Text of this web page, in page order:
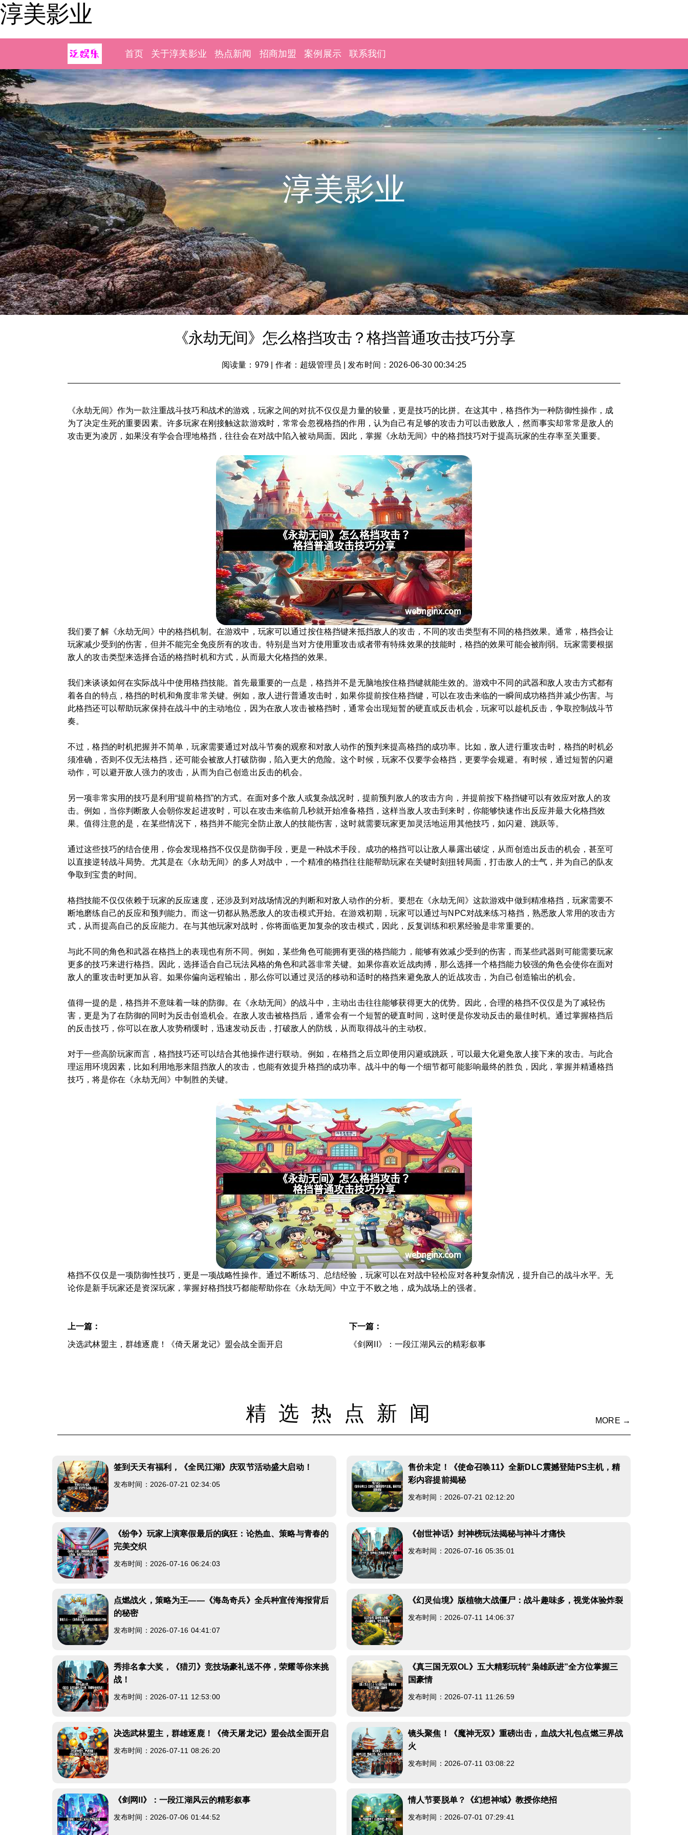
淳美影业
首页 关于淳美影业 热点新闻 招商加盟 案例展示 联系我们
淳美影业
《永劫无间》怎么格挡攻击？格挡普通攻击技巧分享
阅读量：979 作者：超级管理员 发布时间：2026-06-30 00:34:25
《永劫无间》作为一款注重战斗技巧和战术的游戏，玩家之间的对抗不仅仅是力量的较量，更是技巧的比拼。在这其中，格挡作为一种防御性操作，成
为了决定生死的重要因素。许多玩家在刚接触这款游戏时，常常会忽视格挡的作用，认为自己有足够的攻击力可以击败敌人，然而事实却常常是敌人的
攻击更为凌厉，如果没有学会合理地格挡，往往会在对战中陷入被动局面。因此，掌握《永劫无间》中的格挡技巧对于提高玩家的生存率至关重要。
我们要了解《永劫无间》中的格挡机制。在游戏中，玩家可以通过按住格挡键来抵挡敌人的攻击，不同的攻击类型有不同的格挡效果。通常，格挡会让
玩家减少受到的伤害，但并不能完全免疫所有的攻击。特别是当对方使用重攻击或者带有特殊效果的技能时，格挡的效果可能会被削弱。玩家需要根据
敌人的攻击类型来选择合适的格挡时机和方式，从而最大化格挡的效果。
我们来谈谈如何在实际战斗中使用格挡技能。首先最重要的一点是，格挡并不是无脑地按住格挡键就能生效的。游戏中不同的武器和敌人攻击方式都有
着各自的特点，格挡的时机和角度非常关键。例如，敌人进行普通攻击时，如果你提前按住格挡键，可以在攻击来临的一瞬间成功格挡并减少伤害。与
此格挡还可以帮助玩家保持在战斗中的主动地位，因为在敌人攻击被格挡时，通常会出现短暂的硬直或反击机会，玩家可以趁机反击，争取控制战斗节
奏。
不过，格挡的时机把握并不简单，玩家需要通过对战斗节奏的观察和对敌人动作的预判来提高格挡的成功率。比如，敌人进行重攻击时，格挡的时机必
须准确，否则不仅无法格挡，还可能会被敌人打破防御，陷入更大的危险。这个时候，玩家不仅要学会格挡，更要学会规避。有时候，通过短暂的闪避
动作，可以避开敌人强力的攻击，从而为自己创造出反击的机会。
另一项非常实用的技巧是利用“提前格挡”的方式。在面对多个敌人或复杂战况时，提前预判敌人的攻击方向，并提前按下格挡键可以有效应对敌人的攻
击。例如，当你判断敌人会朝你发起进攻时，可以在攻击来临前几秒就开始准备格挡，这样当敌人攻击到来时，你能够快速作出反应并最大化格挡效
果。值得注意的是，在某些情况下，格挡并不能完全防止敌人的技能伤害，这时就需要玩家更加灵活地运用其他技巧，如闪避、跳跃等。
通过这些技巧的结合使用，你会发现格挡不仅仅是防御手段，更是一种战术手段。成功的格挡可以让敌人暴露出破绽，从而创造出反击的机会，甚至可
以直接逆转战斗局势。尤其是在《永劫无间》的多人对战中，一个精准的格挡往往能帮助玩家在关键时刻扭转局面，打击敌人的士气，并为自己的队友
争取到宝贵的时间。
格挡技能不仅仅依赖于玩家的反应速度，还涉及到对战场情况的判断和对敌人动作的分析。要想在《永劫无间》这款游戏中做到精准格挡，玩家需要不
断地磨练自己的反应和预判能力。而这一切都从熟悉敌人的攻击模式开始。在游戏初期，玩家可以通过与NPC对战来练习格挡，熟悉敌人常用的攻击方
式，从而提高自己的反应能力。在与其他玩家对战时，你将面临更加复杂的攻击模式，因此，反复训练和积累经验是非常重要的。
与此不同的角色和武器在格挡上的表现也有所不同。例如，某些角色可能拥有更强的格挡能力，能够有效减少受到的伤害，而某些武器则可能需要玩家
更多的技巧来进行格挡。因此，选择适合自己玩法风格的角色和武器非常关键。如果你喜欢近战肉搏，那么选择一个格挡能力较强的角色会使你在面对
敌人的重攻击时更加从容。如果你偏向远程输出，那么你可以通过灵活的移动和适时的格挡来避免敌人的近战攻击，为自己创造输出的机会。
值得一提的是，格挡并不意味着一味的防御。在《永劫无间》的战斗中，主动出击往往能够获得更大的优势。因此，合理的格挡不仅仅是为了减轻伤
害，更是为了在防御的同时为反击创造机会。在敌人攻击被格挡后，通常会有一个短暂的硬直时间，这时便是你发动反击的最佳时机。通过掌握格挡后
的反击技巧，你可以在敌人攻势稍缓时，迅速发动反击，打破敌人的防线，从而取得战斗的主动权。
对于一些高阶玩家而言，格挡技巧还可以结合其他操作进行联动。例如，在格挡之后立即使用闪避或跳跃，可以最大化避免敌人接下来的攻击。与此合
理运用环境因素，比如利用地形来阻挡敌人的攻击，也能有效提升格挡的成功率。战斗中的每一个细节都可能影响最终的胜负，因此，掌握并精通格挡
技巧，将是你在《永劫无间》中制胜的关键。
格挡不仅仅是一项防御性技巧，更是一项战略性操作。通过不断练习、总结经验，玩家可以在对战中轻松应对各种复杂情况，提升自己的战斗水平。无
论你是新手玩家还是资深玩家，掌握好格挡技巧都能帮助你在《永劫无间》中立于不败之地，成为战场上的强者。
上一篇：
决选武林盟主，群雄逐鹿！《倚天屠龙记》盟会战全面开启
下一篇：
《剑网II》：一段江湖风云的精彩叙事
精选热点新闻 MORE →
签到天天有福利，《全民江湖》庆双节活动盛大启动！
发布时间：2026-07-21 02:34:05
售价未定！《使命召唤11》全新DLC震撼登陆PS主机，精
彩内容提前揭秘
发布时间：2026-07-21 02:12:20
《纷争》玩家上演寒假最后的疯狂：论热血、策略与青春的
完美交织
发布时间：2026-07-16 06:24:03
《创世神话》封神榜玩法揭秘与神斗才痛快
发布时间：2026-07-16 05:35:01
点燃战火，策略为王——《海岛奇兵》全兵种宣传海报背后
的秘密
发布时间：2026-07-16 04:41:07
《幻灵仙境》版植物大战僵尸：战斗趣味多，视觉体验炸裂
发布时间：2026-07-11 14:06:37
秀排名拿大奖，《猎刃》竞技场豪礼送不停，荣耀等你来挑
战！
发布时间：2026-07-11 12:53:00
《真三国无双OL》五大精彩玩转“枭雄跃进”全方位掌握三
国豪情
发布时间：2026-07-11 11:26:59
决选武林盟主，群雄逐鹿！《倚天屠龙记》盟会战全面开启
发布时间：2026-07-11 08:26:20
镜头聚焦！《魔神无双》重磅出击，血战大礼包点燃三界战
火
发布时间：2026-07-11 03:08:22
《剑网II》：一段江湖风云的精彩叙事
发布时间：2026-07-06 01:44:52
情人节要脱单？《幻想神域》教授你绝招
发布时间：2026-07-01 07:29:41